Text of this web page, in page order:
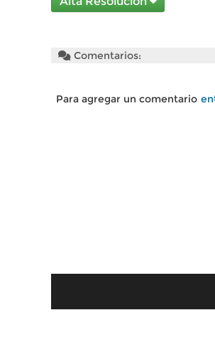
Comentarios:
Para agregar un comentario